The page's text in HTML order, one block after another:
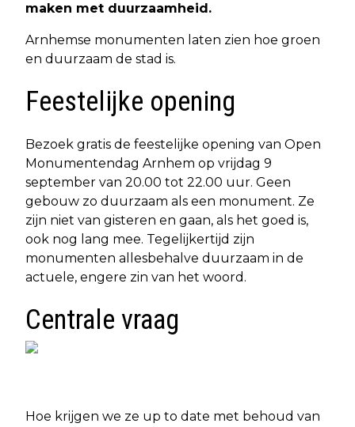
maken met duurzaamheid.
Arnhemse monumenten laten zien hoe groen
en duurzaam de stad is.
Feestelijke opening
Bezoek gratis de feestelijke opening van Open
Monumentendag Arnhem op vrijdag 9
september van 20.00 tot 22.00 uur. Geen
gebouw zo duurzaam als een monument. Ze
zijn niet van gisteren en gaan, als het goed is,
ook nog lang mee. Tegelijkertijd zijn
monumenten allesbehalve duurzaam in de
actuele, engere zin van het woord.
Centrale vraag
Hoe krijgen we ze up to date met behoud van